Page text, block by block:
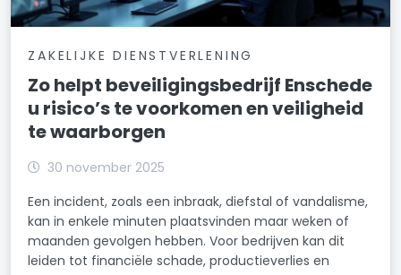
ZAKELIJKE DIENSTVERLENING
Zo helpt beveiligingsbedrijf Enschede
u risico’s te voorkomen en veiligheid
te waarborgen
30 november 2025
Een incident, zoals een inbraak, diefstal of vandalisme,
kan in enkele minuten plaatsvinden maar weken of
maanden gevolgen hebben. Voor bedrijven kan dit
leiden tot financiële schade, productieverlies en